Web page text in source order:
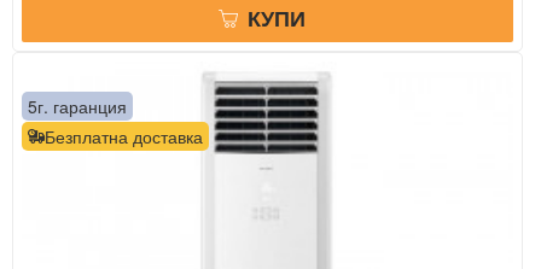
КУПИ
Безплатна доставка
5г. гаранция